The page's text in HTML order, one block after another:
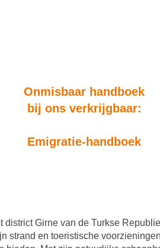
Onmisbaar handboek
bij ons verkrijgbaar:
Emigratie-handboek
district Girne van de Turkse
strand en toeristische